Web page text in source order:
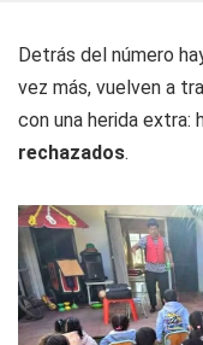
Detrás del número
vez más, vuelven a
con una herida extra:
rechazados.